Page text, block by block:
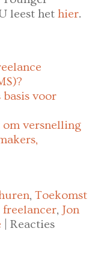
leest hethier.
basis voor
om versnelling
,Toekomst
freelancer, Jon
Reacties